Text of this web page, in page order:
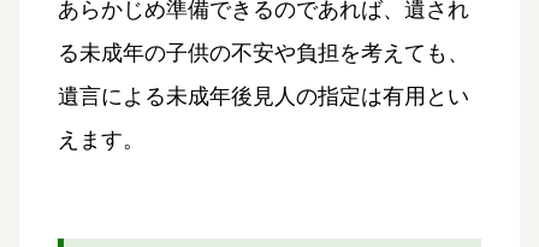
あらかじめ準備できるのであれば、遺され
る未成年の子供の不安や負担を考えても、
遺言による未成年後見人の指定は有用とい
えます。